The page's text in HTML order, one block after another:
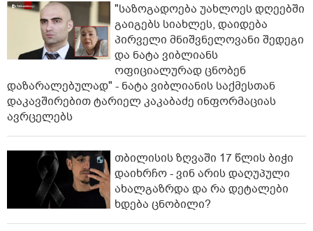
"საზოგადოება უახლოეს დღეებში
გაიგებს სიახლეს, დაიდება
პირველი მნიშვნელოვანი შედეგი
და ნატა ვიბლიანს
ოფიციალურად ცნობენ
დაზარალებულად" - ნატა ვიბლიანის საქმესთან
დაკავშირებით ტარიელ კაკაბაძე ინფორმაციას
ავრცელებს
თბილისის ზღვაში 17 წლის ბიჭი
დაიხრჩო - ვინ არის დაღუპული
ახალგაზრდა და რა დეტალები
ხდება ცნობილი?